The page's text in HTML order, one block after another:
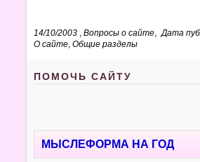
14/10/2003 Дата
,Вопросы о сайте
О сайте ,Общие разделы
ПОМОЧЬ САЙТУ
МЫСЛЕФОРМА НА ГОД